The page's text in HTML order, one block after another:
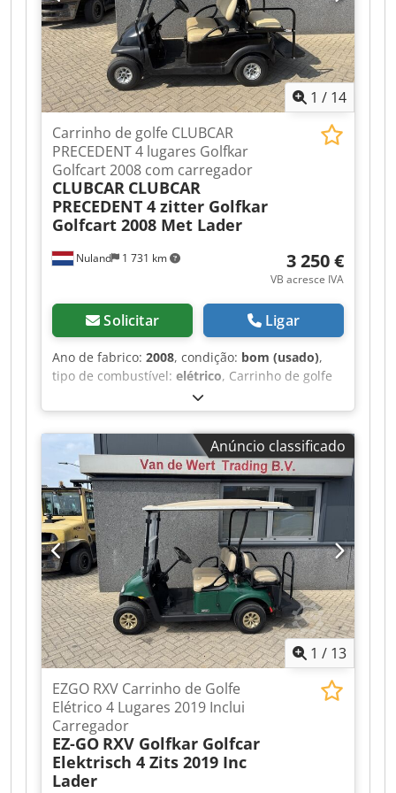
compartimento: 1395 mm Espaçamento entre
compartimentos: 120 mm Número de
compartimentos: 10 Carga máxima total: 500 kg
Carga máxima por compartimento: 50 kg Rodas:
PA com revestimento em PU Dimensão das
rodas: Ø125 x 40 mm Rodas com freio: 2
unidades Peso líquido: 102 kg Peso bruto: 107 kg
Djdpfx Aszqrynol Aowa Dimensões da
embalagem: 1800 x 325 x 300
1 / 14
Nuland 1 731 km
Carrinho de golfe CLUBCAR
PRECEDENT 4 lugares Golfkar
Golfcart 2008 com carregador
CLUBCAR CLUBCAR
PRECEDENT 4 zitter Golfkar
Golfcart 2008 Met Lader
3 250 €
VB acresce IVA
Solicitar Ligar
Ano de fabrico: 2008, condição: bom (usado),
tipo de combustível: elétrico, Carrinho de golfe
CLUBCAR PRECEDENT, 4 lugares, carrinho de
golfe, 2008, com carregador. Vídeo pode ser
enviado via WhatsApp. Disponibilidade contínua,
consulte o site. Os preços são "ex-fábrica"
Nuland. A Van de Wert Trading B.V. possui um
estoque variável de máquinas, camiões,
reboques e acessórios. Todas as nossas entregas
são efetuadas a preços comerciais, no estado em
que se encontram ("AS-IS"), sem garantias
(consulte os nossos termos e condições gerais).
Dwedjzqhl Topfx Al Aja Para agendar uma visita
e/ou um teste de condução, pode marcar uma
consulta sem compromisso. Por favor, contacte-
nos antes, pois nem sempre estamos presentes.
Van de Wert Trading B.V. Bedrijfsstraat 3 5391 LR
Nuland
Anúncio classificado
1 / 13
EZGO RXV Carrinho de Golfe
Elétrico 4 Lugares 2019 Inclui
Carregador
EZ-GO RXV Golfkar Golfcar
Elektrisch 4 Zits 2019 Inc
Lader